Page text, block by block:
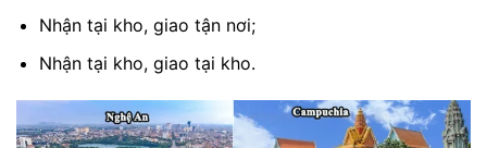
Nhận tại kho, giao tận nơi;
Nhận tại kho, giao tại kho.